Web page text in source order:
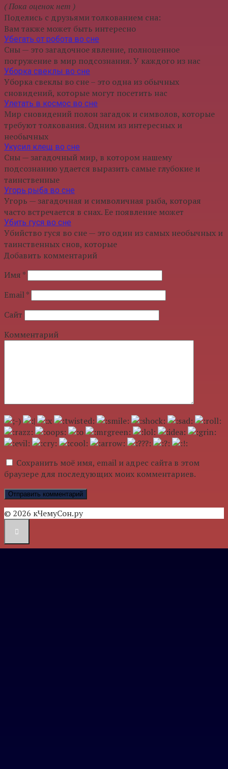
( Пока оценок нет )
Поделись с друзьями толкованием сна:
Вам также может быть интересно
Убегать от робота во сне
Сны — это загадочное явление, полноценное
погружение в мир подсознания. У каждого из нас
Уборка свеклы во сне
Уборка свеклы во сне – это одна из обычных
сновидений, которые могут посетить нас
Улетать в космос во сне
Мир сновидений полон загадок и символов, которые
требуют толкования. Одним из интересных и
необычных
Укусил клещ во сне
Сны — загадочный мир, в котором нашему
подсознанию удается выразить самые глубокие и
таинственные
Угорь рыба во сне
Угорь — загадочная и символичная рыба, которая
часто встречается в снах. Ее появление может
Убить гуся во сне
Убийство гуся во сне — это один из самых необычных и
таинственных снов, которые
Добавить комментарий
Имя *
Email*
Сайт
Комментарий
Сохранить моё имя, email и адрес сайта в этом
браузере для последующих моих комментариев.
© 2026 кЧемуСон.ру